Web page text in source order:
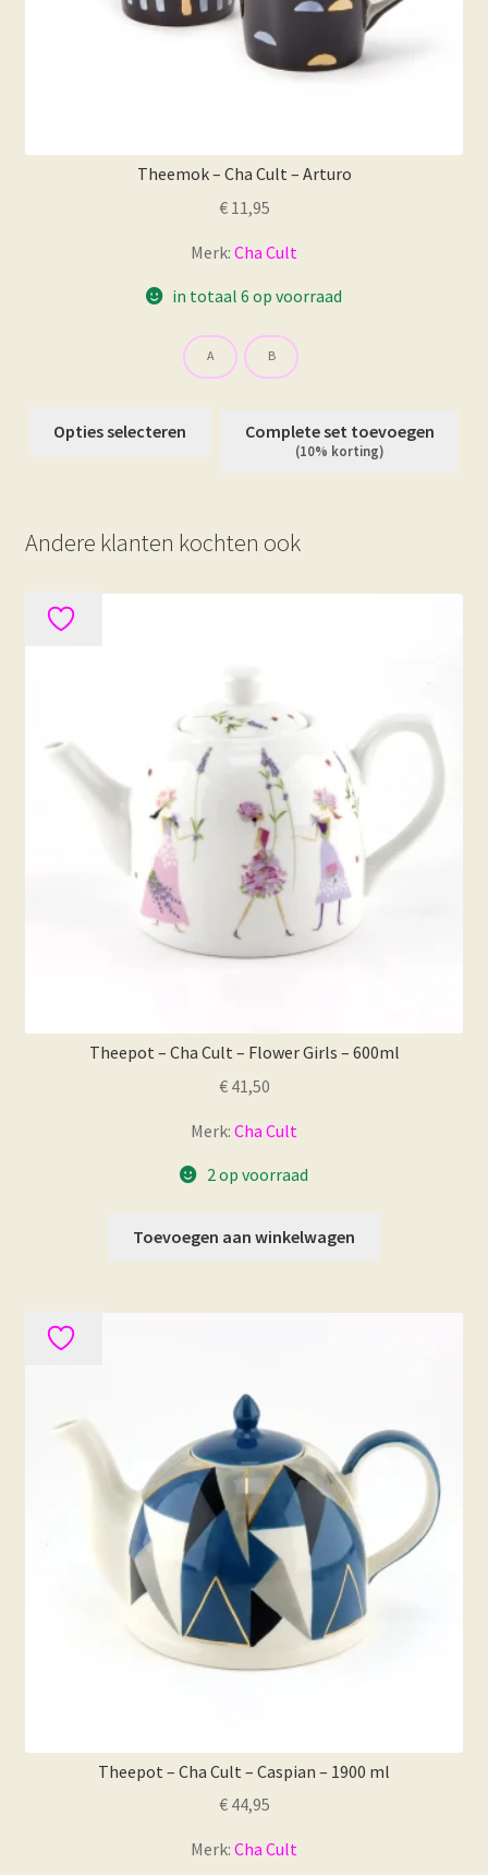
Theemok – Cha Cult – Arturo
€11,95
Merk: Cha Cult
in totaal 6 op voorraad
A B
Opties selecteren
product
Deze
de
productpagina
Complete set toevoegen
(10% korting)
Andere klanten kochten ook
Theepot – Cha Cult – Flower Girls – 600ml
€41,50
Merk: Cha Cult
2 op voorraad
Toevoegen aan winkelwagen
Theepot – Cha Cult – Caspian – 1900 ml
€44,95
Merk: Cha Cult